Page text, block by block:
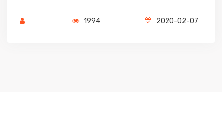
1994 2020-02-07